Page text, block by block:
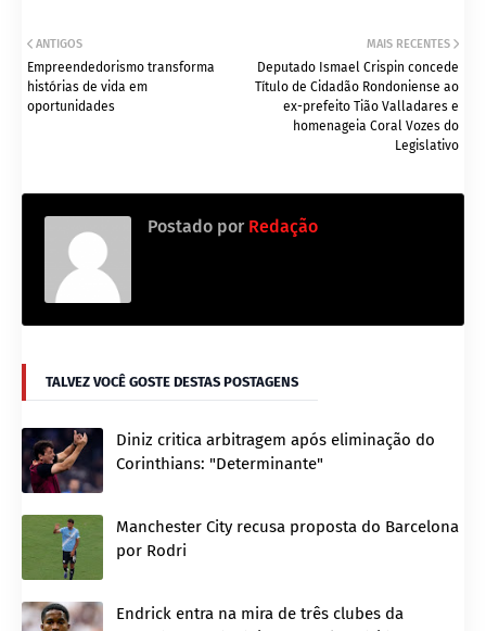
MAIS RECENTES
Deputado Ismael Crispin concede
Título de Cidadão Rondoniense ao
ex-prefeito Tião Valladares e
homenageia Coral Vozes do
Legislativo
ANTIGOS
Empreendedorismo transforma
histórias de vida em
oportunidades
Postado por Redação
TALVEZ VOCÊ GOSTE DESTAS POSTAGENS
Diniz critica arbitragem após eliminação do
Corinthians: "Determinante"
Manchester City recusa proposta do Barcelona
por Rodri
Endrick entra na mira de três clubes da